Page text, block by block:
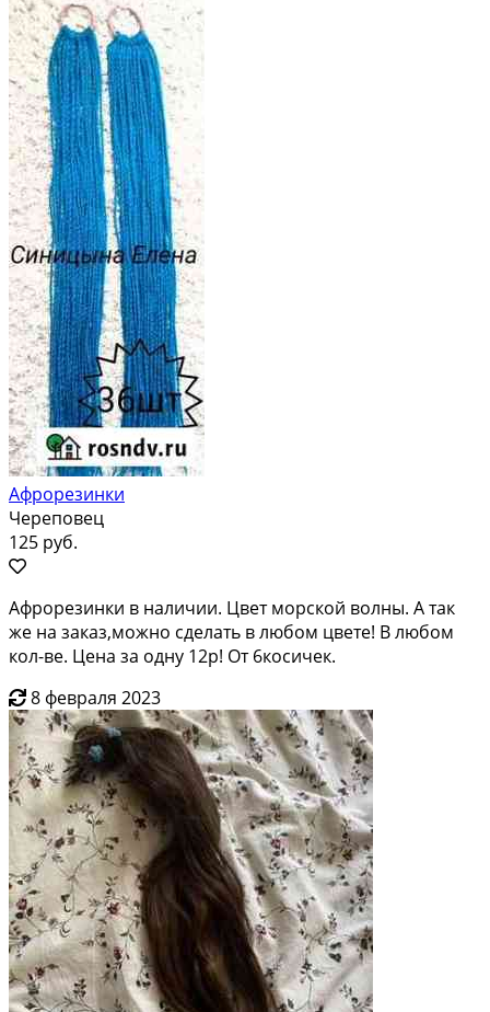
Афрорезинки
Череповец
125 руб.
Афрорезинки в наличии. Цвет морской волны. А так
же на заказ,можно сделать в любом цвете! В любом
кол-ве. Цена за одну 12р! От 6косичек.
8 февраля 2023